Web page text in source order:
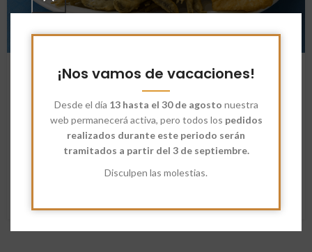
¡Nos vamos de vacaciones!
Desde el día 13 hasta el 30 de agosto nuestra
web permanecerá activa, pero todos los pedidos
realizados durante este periodo serán
tramitados a partir del 3 de septiembre.
Disculpen las molestias.
Pescaíto frito: el alma crujiente de
Andalucía
NimioEstudio
Hay olores que definen una tierra. Andalucía huele a azahar, a
mar... y a fritura recién hecha. Y si hay una receta que
sintetiza su es...